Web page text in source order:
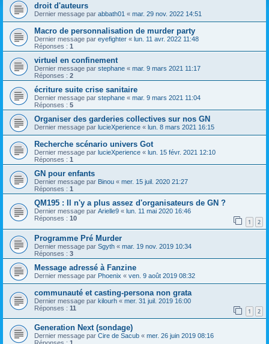
droit d'auteurs
Dernier message par abbath01 « mar. 29 nov. 2022 14:51
Macro de personnalisation de murder party
Dernier message par eyefighter « lun. 11 avr. 2022 11:48
Réponses : 1
virtuel en confinement
Dernier message par stephane « mar. 9 mars 2021 11:17
Réponses : 2
écriture suite crise sanitaire
Dernier message par stephane « mar. 9 mars 2021 11:04
Réponses : 5
Organiser des garderies collectives sur nos GN
Dernier message par lucieXperience « lun. 8 mars 2021 16:15
Recherche scénario univers Got
Dernier message par lucieXperience « lun. 15 févr. 2021 12:10
Réponses : 1
GN pour enfants
Dernier message par Binou « mer. 15 juil. 2020 21:27
Réponses : 1
QM195 : Il n'y a plus assez d'organisateurs de GN ?
Dernier message par Arielle9 « lun. 11 mai 2020 16:46
Réponses : 10 1 2
Programme Pré Murder
Dernier message par Sgyth « mar. 19 nov. 2019 10:34
Réponses : 3
Message adressé à Fanzine
Dernier message par Phoenix « ven. 9 août 2019 08:32
communauté et casting-persona non grata
Dernier message par kilourh « mer. 31 juil. 2019 16:00
Réponses : 11 1 2
Generation Next (sondage)
Dernier message par Cire de Sacub « mer. 26 juin 2019 08:16